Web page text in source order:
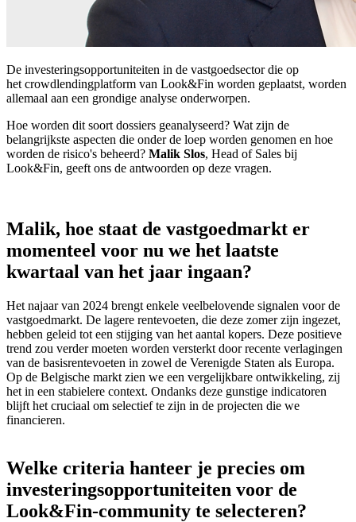
De investeringsopportuniteiten in de vastgoedsector die op
het crowdlendingplatform van Look&Fin worden geplaatst, worden
allemaal aan een grondige analyse onderworpen.
Hoe worden dit soort dossiers geanalyseerd? Wat zijn de
belangrijkste aspecten die onder de loep worden genomen en hoe
worden de risico's beheerd? Malik Slos, Head of Sales bij
Look&Fin, geeft ons de antwoorden op deze vragen.
Malik, hoe staat de vastgoedmarkt er
momenteel voor nu we het laatste
kwartaal van het jaar ingaan?
Het najaar van 2024 brengt enkele veelbelovende signalen voor de
vastgoedmarkt. De lagere rentevoeten, die deze zomer zijn ingezet,
hebben geleid tot een stijging van het aantal kopers. Deze positieve
trend zou verder moeten worden versterkt door recente verlagingen
van de basisrentevoeten in zowel de Verenigde Staten als Europa.
Op de Belgische markt zien we een vergelijkbare ontwikkeling, zij
het in een stabielere context. Ondanks deze gunstige indicatoren
blijft het cruciaal om selectief te zijn in de projecten die we
financieren.
Welke criteria hanteer je precies om
investeringsopportuniteiten voor de
Look&Fin-community te selecteren?